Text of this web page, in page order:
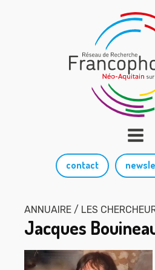
contact
ANNUAIRE / LES
Jacques